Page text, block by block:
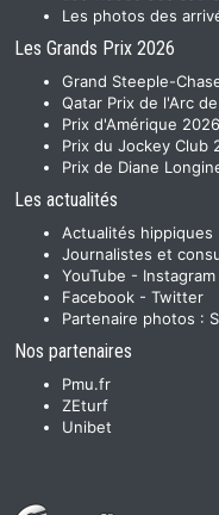
Les photos des
Les Grands Prix 2026
Grand Steeple-
Qatar Prix de l'Arc
Prix d'Amérique 2026
Prix du Jockey Club
Prix de Diane
Les actualités
Actualités hippiques
Journalistes et
YouTube - Instagram
Facebook - Twitter
Partenaire photos :
Nos partenaires
Pmu.fr
ZEturf
Unibet